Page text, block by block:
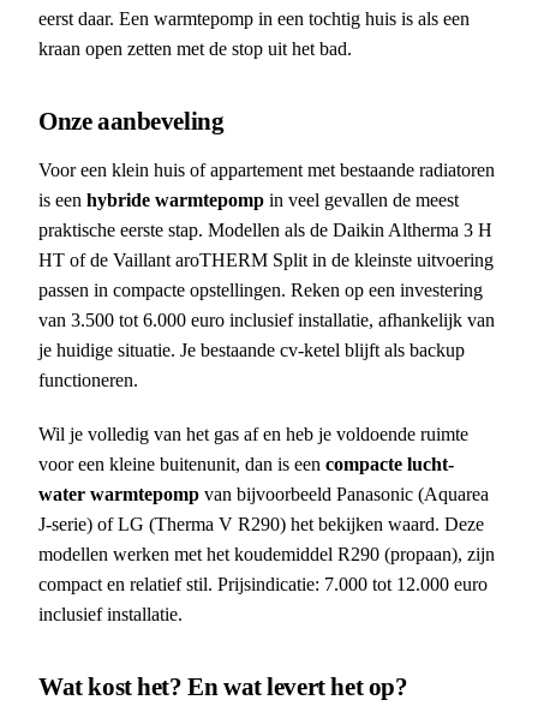
eerst daar. Een warmtepomp in een tochtig huis is als een
kraan open zetten met de stop uit het bad.
Onze aanbeveling
Voor een klein huis of appartement met bestaande radiatoren
is een hybride warmtepomp in veel gevallen de meest
praktische eerste stap. Modellen als de Daikin Altherma 3 H
HT of de Vaillant aroTHERM Split in de kleinste uitvoering
passen in compacte opstellingen. Reken op een investering
van 3.500 tot 6.000 euro inclusief installatie, afhankelijk van
je huidige situatie. Je bestaande cv-ketel blijft als backup
functioneren.
Wil je volledig van het gas af en heb je voldoende ruimte
voor een kleine buitenunit, dan is een compacte lucht-
water warmtepomp van bijvoorbeeld Panasonic (Aquarea
J-serie) of LG (Therma V R290) het bekijken waard. Deze
modellen werken met het koudemiddel R290 (propaan), zijn
compact en relatief stil. Prijsindicatie: 7.000 tot 12.000 euro
inclusief installatie.
Wat kost het? En wat levert het op?